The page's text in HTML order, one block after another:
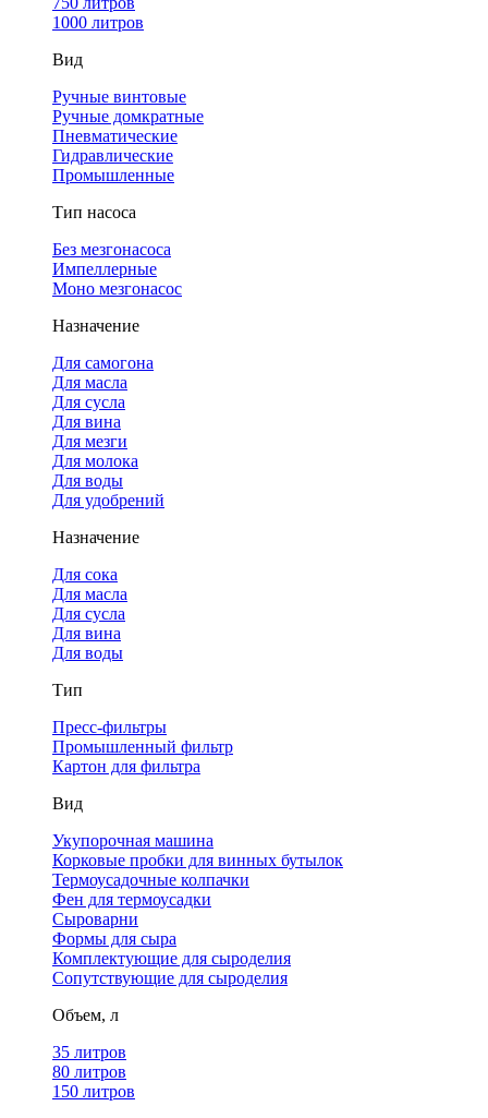
1000 литров
Вид
Ручные винтовые
Ручные домкратные
Пневматические
Гидравлические
Промышленные
Тип насоса
Без мезгонасоса
Импеллерные
Моно мезгонасос
Назначение
Для самогона
Для масла
Для сусла
Для вина
Для мезги
Для молока
Для воды
Для удобрений
Назначение
Для сока
Для масла
Для сусла
Для вина
Для воды
Тип
Пресс-фильтры
Промышленный фильтр
Картон для фильтра
Вид
Укупорочная машина
Корковые пробки для винных бутылок
Термоусадочные колпачки
Фен для термоусадки
Сыроварни
Формы для сыра
Комплектующие для сыроделия
Сопутствующие для сыроделия
Объем, л
35 литров
80 литров
150 литров